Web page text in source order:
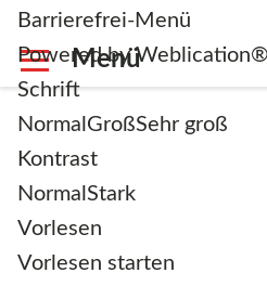
Barrierefrei-Menü
Powered by
Schrift
Normal GroßSehr groß
Kontrast
Normal Stark
Vorlesen
Vorlesen starten
Bildung und